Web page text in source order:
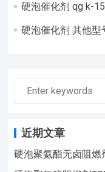
硬泡催化剂 qg k-15
硬泡催化剂 其他型
近期文章
硬泡聚氨酯无卤阻燃